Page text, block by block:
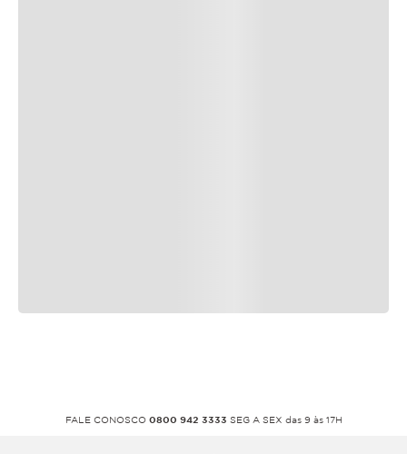
FALE CONOSCO 0800 942 3333 SEG A SEX das 9 às 17H